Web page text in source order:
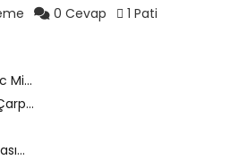
0 Cevap 1 Pati
Mi...